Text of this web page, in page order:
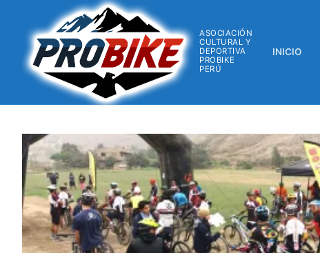
ASOCIACIÓN
CULTURAL Y
DEPORTIVA
PROBIKE
PERÚ
INICIO